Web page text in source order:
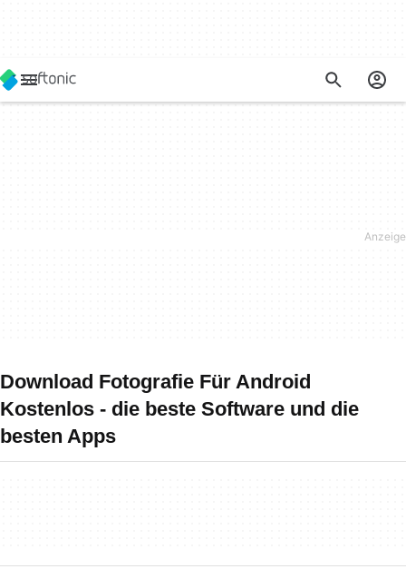
Download Fotografie Für Android
Kostenlos - die beste Software und die
besten Apps